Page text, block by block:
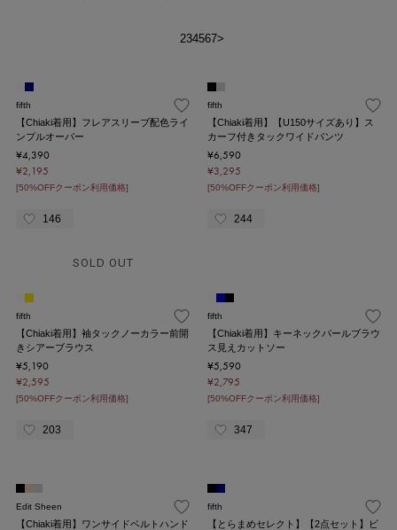
234567>
fifth
【Chiaki着用】フレアスリーブ配色ライ
ンプルオーバー
¥4,390
¥2,195
[50%OFFクーポン利用価格]
146
fifth
【Chiaki着用】【U150サイズあり】ス
カーフ付きタックワイドパンツ
¥6,590
¥3,295
[50%OFFクーポン利用価格]
244
SOLD OUT
fifth
【Chiaki着用】袖タックノーカラー前開
きシアーブラウス
¥5,190
¥2,595
[50%OFFクーポン利用価格]
203
fifth
【Chiaki着用】キーネックパールブラウ
ス見えカットソー
¥5,590
¥2,795
[50%OFFクーポン利用価格]
347
Edit Sheen
【Chiaki着用】ワンサイドベルトハンド
fifth
【とらまめセレクト】【2点セット】ビ